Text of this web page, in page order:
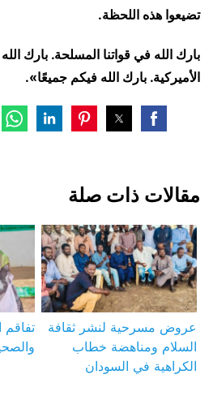
تضيعوا هذه اللحظة.
بارك الله في قواتنا المسلحة. بارك
الأميركية. بارك الله فيكم جميعًا».
مقالات ذات صلة
عروض مسرحية لنشر ثقافة
السلام ومناهضة خطاب
الكراهية في السودان
تفاقم